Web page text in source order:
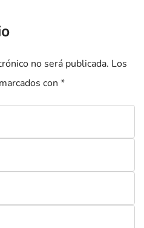
no será publicada. Los
con *